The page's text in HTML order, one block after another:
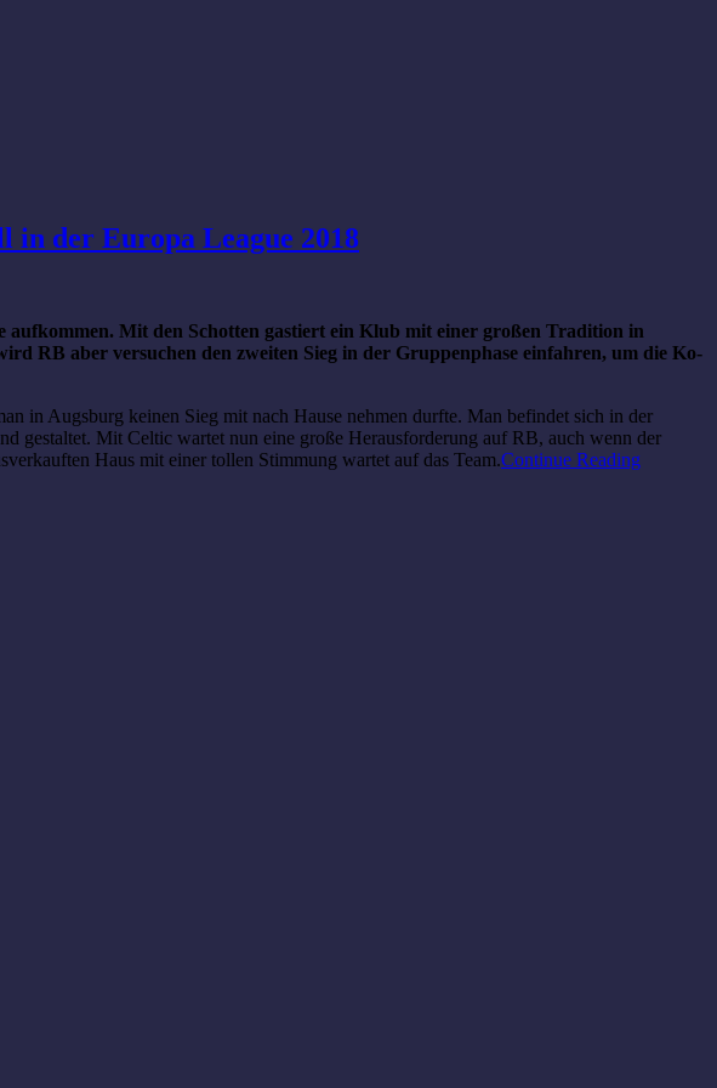
in der Europa League 2018
Mit den Schotten gastiert ein Klub mit einer großen Tradition in
RB aber versuchen den zweiten Sieg in der Gruppenphase einfahren, um die Ko-
in Augsburg keinen Sieg mit nach Hause nehmen durfte. Man befindet sich in der
gestaltet. Mit Celtic wartet nun eine große Herausforderung auf RB, auch wenn der
Haus mit einer tollen Stimmung wartet auf das Team.Continue Reading